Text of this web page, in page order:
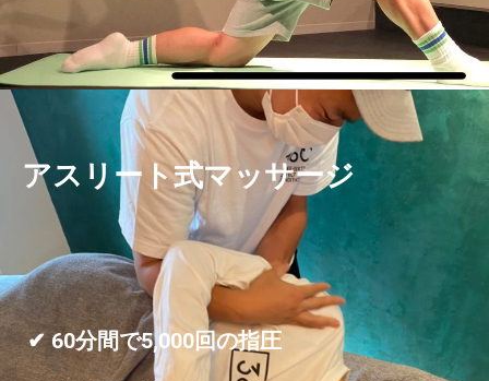
アスリート式マッサージ
✔︎ 60分間で5,000回の指圧